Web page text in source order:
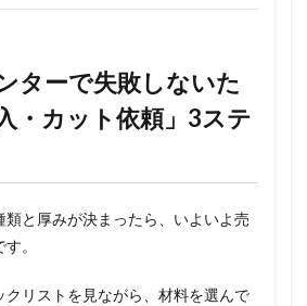
ターで失敗しないた
・カット依頼」3ステ
類と厚みが決まったら、いよいよ売
。
クリストを見ながら、材料を選んで